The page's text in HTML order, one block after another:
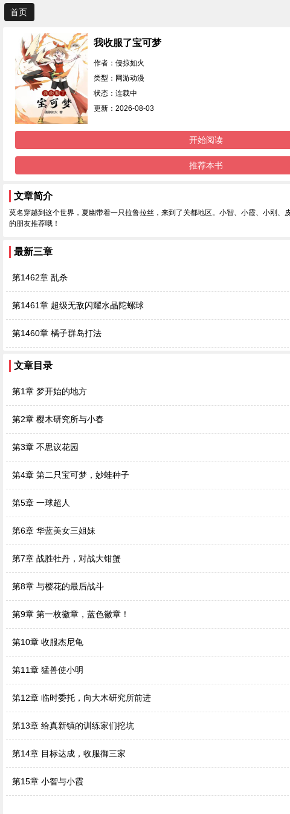
首页
我收服了宝可梦
作者：侵掠如火
类型：网游动漫
状态：连载中
更新：2026-08-03
开始阅读
推荐本书
文章简介
莫名穿越到这个世界，夏幽带着一只拉鲁拉丝，来到了关都地区。小智、小霞、小刚
的朋友推荐哦！
最新三章
第1462章 乱杀
第1461章 超级无敌闪耀水晶陀螺球
第1460章 橘子群岛打法
文章目录
第1章 梦开始的地方
第2章 樱木研究所与小春
第3章 不思议花园
第4章 第二只宝可梦，妙蛙种子
第5章 一球超人
第6章 华蓝美女三姐妹
第7章 战胜牡丹，对战大钳蟹
第8章 与樱花的最后战斗
第9章 第一枚徽章，蓝色徽章！
第10章 收服杰尼龟
第11章 猛兽使小明
第12章 临时委托，向大木研究所前进
第13章 给真新镇的训练家们挖坑
第14章 目标达成，收服御三家
第15章 小智与小霞